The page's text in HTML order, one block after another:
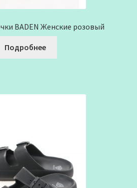
BADEN Женские розовый
Подробнее